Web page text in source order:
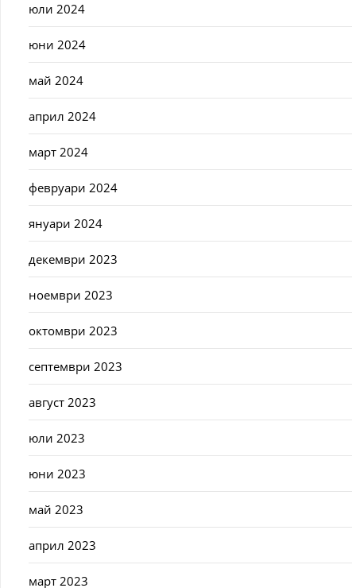
юли 2024
юни 2024
май 2024
април 2024
март 2024
февруари 2024
януари 2024
декември 2023
ноември 2023
октомври 2023
септември 2023
август 2023
юли 2023
юни 2023
май 2023
април 2023
март 2023